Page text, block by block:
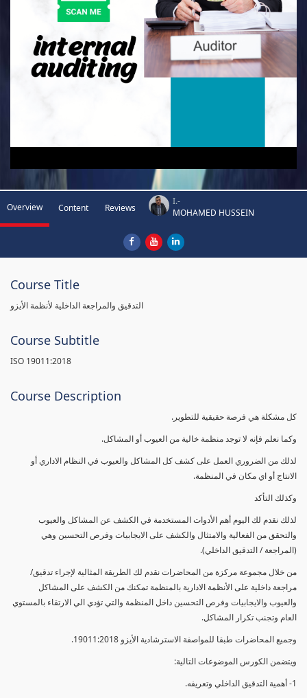
Overview Content Reviews
I.-
MOHAMED HUSSEIN
Course Title
التدقيق والمراجعة الداخلية لأنظمة الأيزو
Course Subtitle
ISO 19011:2018
Course Description
كل مشكلة هي فرصة حقيقية للتطوير.
وكما نعلم فإنه لا توجد منظمة خالية من العيوب أو المشاكل.
لذلك من الضروري العمل على كشف كل المشاكل والعيوب في النظام الاداري أو
الانتاج أو اي مكان في المنظمة.
وكذلك التأكد
لذلك نقدم لك اليوم أهم الأدوات المستخدمة في الكشف عن المشاكل والعيوب
والتحقق من الفعالية والامتثال والكشف على الايجابيات وفرص التحسين وهي
(المراجعة / التدقيق الداخلي).
من خلال مجموعة مركزة من المحاضرات نقدم لك الطريقة المثالية لإجراء تدقيق/
مراجعة داخلية على الأنظمة الادارية بالمنظمة تمكنك من الكشف على المشاكل
والعيوب والايجابيات وفرص التحسين داخل المنظمة والتي تؤدي الي الارتقاء بالمستوي
العام وتجنب تكرار المشاكل.
وجميع المحاضرات طبقا للمواصفة الاسترشادية الأيزو 19011:2018.
ويتضمن الكورس الموضوعات التالية:
1- أهمية التدقيق الداخلي وتعريفه.